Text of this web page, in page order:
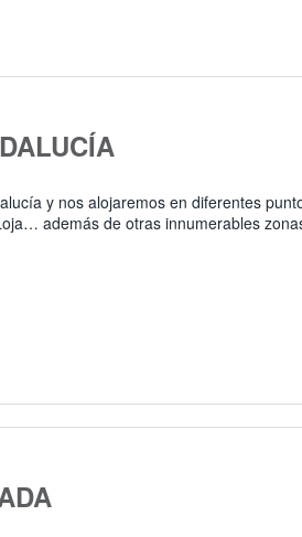
y nos alojaremos en diferentes
además de otras innumerables